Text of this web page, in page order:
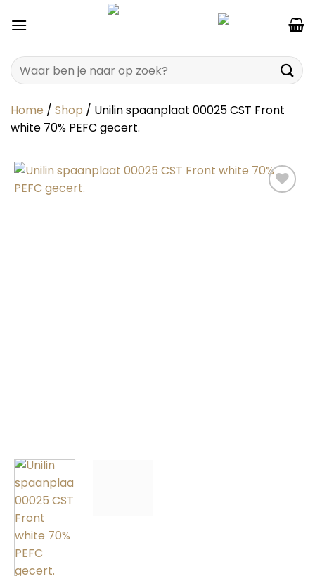
naar
Zoeken
naar:
Home / Shop / Unilin spaanplaat 00025 CST Front
white 70% PEFC gecert.